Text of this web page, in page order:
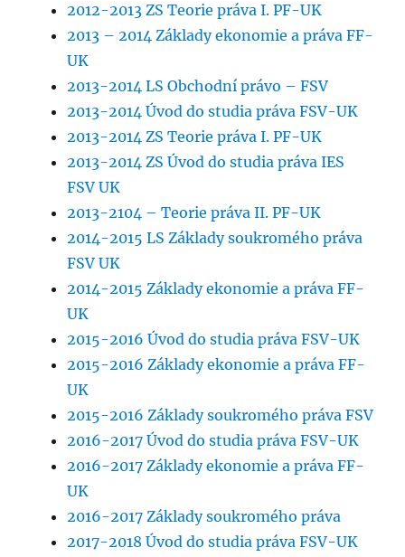
2012-2013 ZS Teorie práva I. PF-UK
2013 – 2014 Základy ekonomie a práva FF-
UK
2013-2014 LS Obchodní právo – FSV
2013-2014 Úvod do studia práva FSV-UK
2013-2014 ZS Teorie práva I. PF-UK
2013-2014 ZS Úvod do studia práva IES
FSV UK
2013-2104 – Teorie práva II. PF-UK
2014-2015 LS Základy soukromého práva
FSV UK
2014-2015 Základy ekonomie a práva FF-
UK
2015-2016 Úvod do studia práva FSV-UK
2015-2016 Základy ekonomie a práva FF-
UK
2015-2016 Základy soukromého práva FSV
2016-2017 Úvod do studia práva FSV-UK
2016-2017 Základy ekonomie a práva FF-
UK
2016-2017 Základy soukromého práva
2017-2018 Úvod do studia práva FSV-UK